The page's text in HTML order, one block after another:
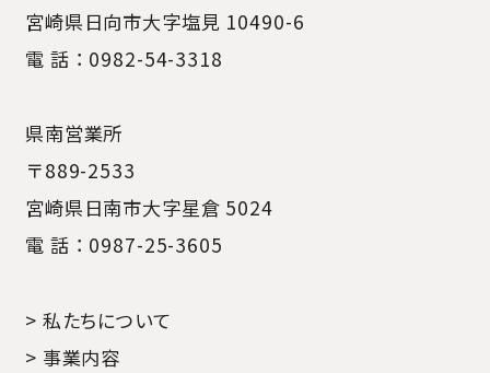
宮崎県日向市大字塩見 10490-6
電 話：0982-54-3318
県南営業所
〒889-2533
宮崎県日南市大字星倉 5024
電 話：0987-25-3605
> 私たちについて
> 事業内容